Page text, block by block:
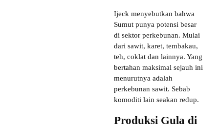
Ijeck menyebutkan bahwa
Sumut punya potensi besar
di sektor perkebunan. Mulai
dari sawit, karet, tembakau,
teh, coklat dan lainnya. Yang
bertahan maksimal sejauh ini
menurutnya adalah
perkebunan sawit. Sebab
komoditi lain seakan redup.
Produksi Gula di